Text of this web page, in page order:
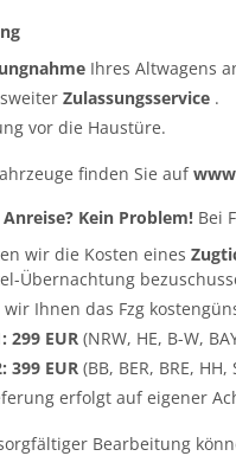
Ihres Altwagens
Zulassungsservice .
vor die Haustüre.
finden Sie auf
Kein Problem! Bei
wir die Kosten eines
Übernachtung
Ihnen das Fzg
299 EUR (NRW, HE, B-W,
399 EUR (BB, BER, BRE, HH,
erfolgt auf eigener
Bearbeitung